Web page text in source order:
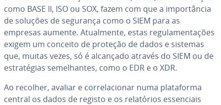
como BASE II, ISO ou SOX, fazem com que a im­por­tân­cia
de soluções de segurança como o SIEM para as
empresas aumente. Atu­al­mente, estas re­gu­la­men­ta­ções
exigem um conceito de proteção de dados e sistemas
que, muitas vezes, só é alcançado através do SIEM ou de
es­tra­té­gias se­me­lhan­tes, como o EDR e o XDR.
Ao recolher, avaliar e cor­re­la­ci­o­nar numa pla­ta­forma
central os dados de registo e os re­la­tó­rios es­sen­ci­ais